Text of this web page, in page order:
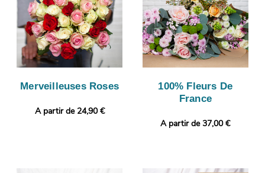
Merveilleuses Roses
A partir de 24,90 €
100% Fleurs De
France
A partir de 37,00 €